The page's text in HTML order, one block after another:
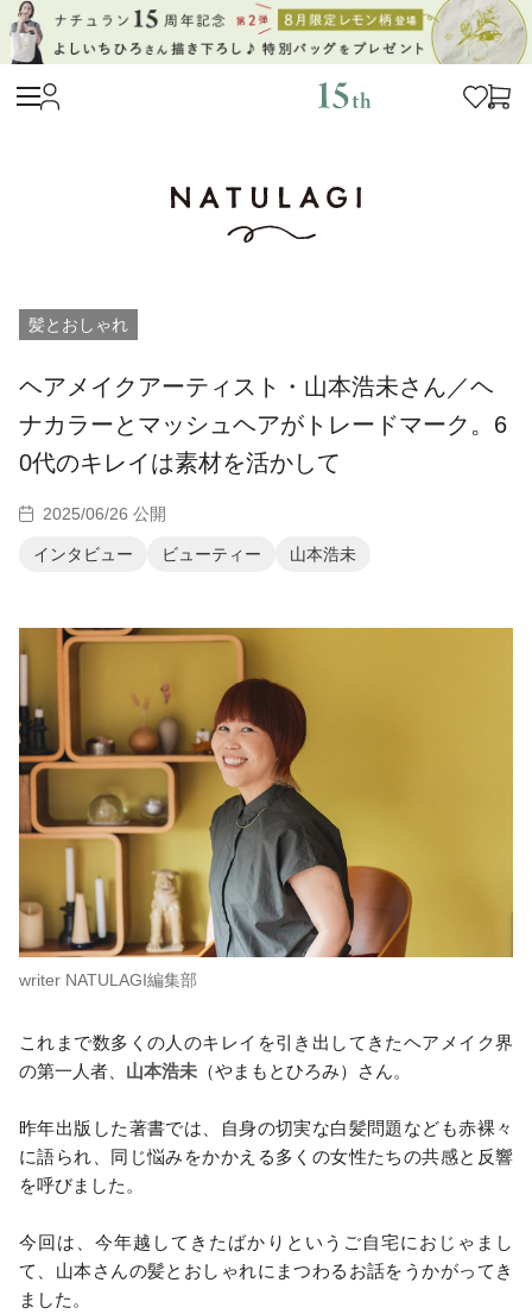
髪とおしゃれ
ヘアメイクアーティスト・山本浩未さん／ヘ
ナカラーとマッシュヘアがトレードマーク。6
0代のキレイは素材を活かして
2025/06/26 公開
インタビュー ビューティー 山本浩未
writer NATULAGI編集部
これまで数多くの人のキレイを引き出してきたヘアメイク界
の第一人者、 山本浩未 （やまもとひろみ）さん。
昨年出版した著書では、自身の切実な白髪問題なども赤裸々
に語られ、同じ悩みをかかえる多くの女性たちの共感と反響
を呼びました。
今回は、今年越してきたばかりというご自宅におじゃまし
て、山本さんの髪とおしゃれにまつわるお話をうかがってき
ました。